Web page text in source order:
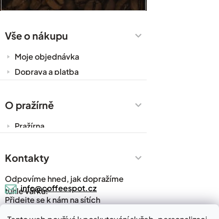
Vše o nákupu
Moje objednávka
Doprava a platba
Zakázková výroba
Ochrana osobních údajů
O pražírně
Pražírna
Prodejny
Kávový slovník
Napsali o nás
Blog
Kontakty
Odpovíme hned, jak dopražíme
tuhle várku!
info@coffeespot.cz
Přidejte se k nám na sítích